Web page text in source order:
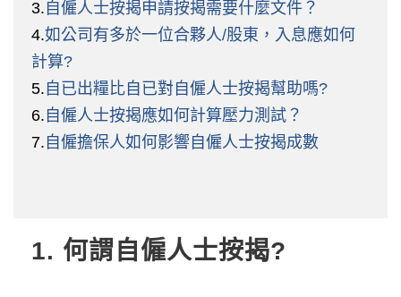
3. 自僱人士按揭申請按揭需要什麼文件？
4.如公司有多於一位合夥人/股東，入息應如何
計算?
5. 自已出糧比自已對自僱人士按揭幫助嗎?
6. 自僱人士按揭應如何計算壓力測試？
7. 自僱擔保人如何影響自僱人士按揭成數
1. 何謂自僱人士按揭?